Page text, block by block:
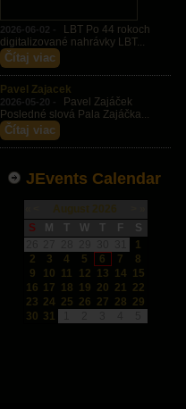
2026-06-02 -
LBT Po 44 rokoch
digitalizované nahrávky LBT...
Čítaj viac
Pavel Zajacek
2026-05-20 -
Pavel Zajáček
Posledné slová Pala Zajáčka...
Čítaj viac
JEvents Calendar
August 2026
S
M T W T F
S
1
2
3 4 5 6 7
8
9
10 11 12 13 14
15
16 17 18 19 20 21 22
23 24 25 26 27 28 29
30 31